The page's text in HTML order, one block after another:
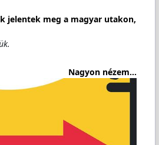
jelentek meg a magyar utakon,
Nagyon nézem...